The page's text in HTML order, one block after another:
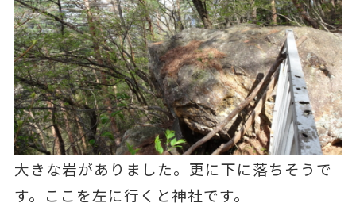
大きな岩がありました。更に下に落ちそうで
す。ここを左に行くと神社です。